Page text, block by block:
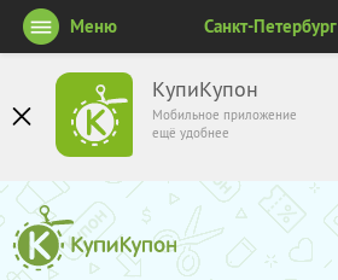
КупиКупон
Мобильное приложение
ещё удобнее
Меню Санкт-Петербург